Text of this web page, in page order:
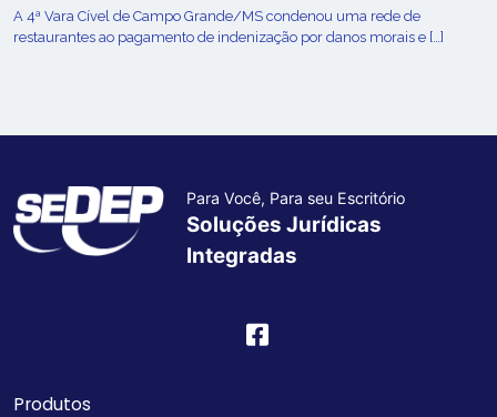
A 4ª Vara Cível de Campo Grande/MS condenou uma rede de
restaurantes ao pagamento de indenização por danos morais e […]
Para Você, Para seu Escritório
Soluções Jurídicas
Integradas
Produtos